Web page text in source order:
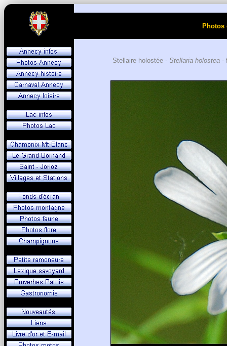
Stellaire holostée - Stellaria holostea-